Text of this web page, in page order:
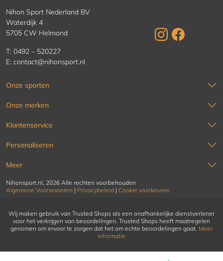
Nihon Sport Nederland BV
Waterdijk 4
5705 CW Helmond
T: 0492 – 520227
E: contact@nihonsport.nl
Onze sporten
Onze merken
Klantenservice
Personaliseren
Meer
Nihonsport.nl, 2026 Alle rechten voorbehouden
Algemene Voorwaarden | Privacybeleid | Cookie voorkeuren
Wij maken gebruik van Trusted Shops als een onafhankelijke dienstverlener
voor het verkrijgen van beoordelingen. Trusted Shops heeft maatregelen
genomen om ervoor te zorgen dat het om echte beoordelingen gaat. Meer
informatie